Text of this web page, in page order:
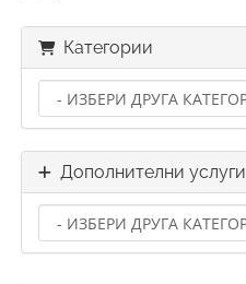
Категории
Дополнителни услуги